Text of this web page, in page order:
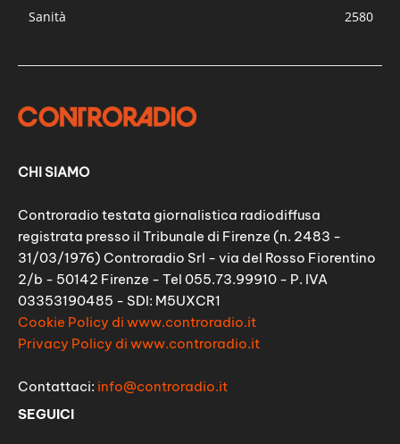
Sanità
2580
CHI SIAMO
Controradio testata giornalistica radiodiffusa
registrata presso il Tribunale di Firenze (n. 2483 -
31/03/1976) Controradio Srl - via del Rosso Fiorentino
2/b - 50142 Firenze - Tel 055.73.99910 - P. IVA
03353190485 - SDI: M5UXCR1
Cookie Policy di www.controradio.it
Privacy Policy di www.controradio.it
Contattaci: info@controradio.it
SEGUICI